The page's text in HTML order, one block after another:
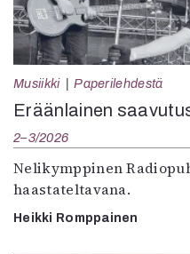
Musiikki Paperilehdestä
Eräänlainen
2–3/2026
Nelikymppinen
haastateltavana.
Heikki Romppainen